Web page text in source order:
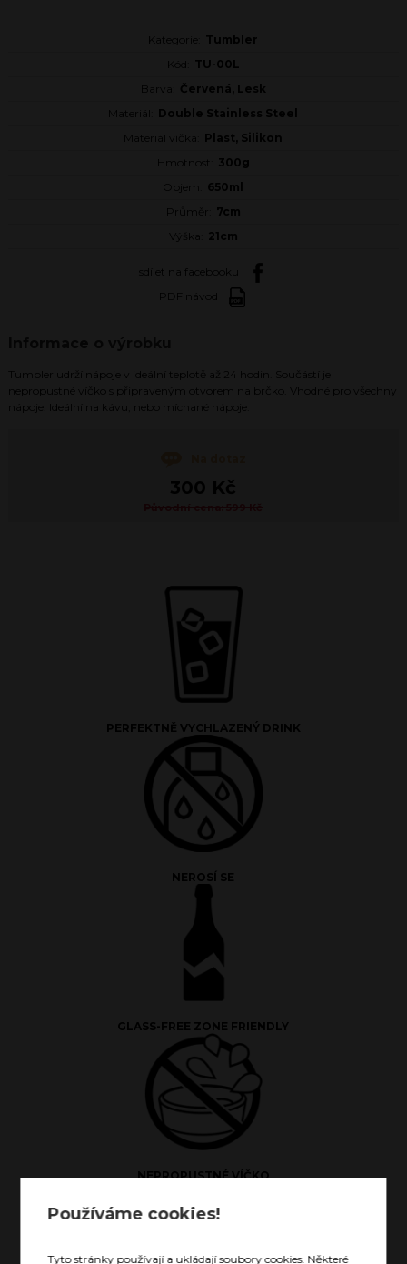
Používáme cookies!
Tyto stránky používají a ukládají soubory cookies. Některé
Kategorie:
Tumbler
Kód:
TU-00L
Barva:
Červená, Lesk
Materiál:
Double Stainless Steel
Materiál víčka:
Plast, Silikon
Hmotnost:
300g
Objem:
650ml
Průměr:
7cm
Výška:
21cm
sdílet na facebooku
PDF návod
Tumbler udrží nápoje v ideální teplotě až 24 hodin. Součástí je
nepropustné víčko s připraveným otvorem na brčko. Vhodné pro všechny
nápoje. Ideální na kávu, nebo míchané nápoje.
PERFEKTNĚ VYCHLAZENÝ DRINK
NEROSÍ SE
GLASS-FREE ZONE FRIENDLY
NEPROPUSTNÉ VÍČKO